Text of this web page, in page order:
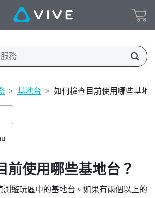
> 基地台 > 如何檢查目前使用哪些基地
前使用哪些基地台？
測遊玩區中的基地台。如果有兩個以上的